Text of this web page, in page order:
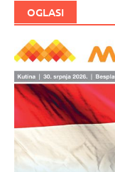
OGLASI